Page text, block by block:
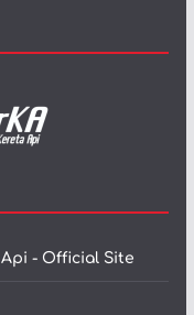
- Official Site